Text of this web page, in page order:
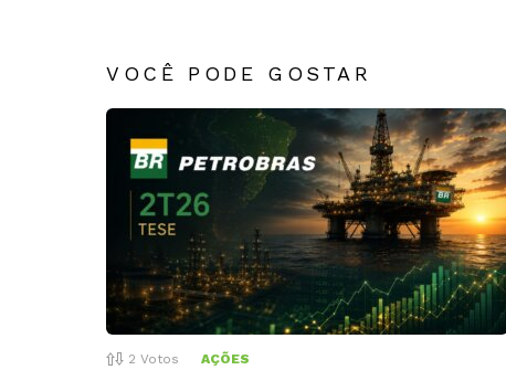
VOCÊ PODE GOSTAR
2 Votos AÇÕES